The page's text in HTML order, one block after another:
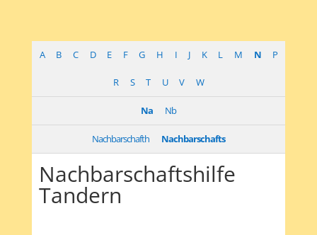
A B C D E F G H I J K L M N P
R S T U V W
Na Nb
Nachbarschafth Nachbarschafts
Nachbarschaftshilfe
Tandern